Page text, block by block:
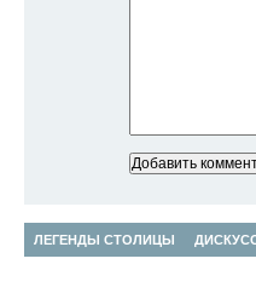
ЛЕГЕНДЫ СТОЛИЦЫ